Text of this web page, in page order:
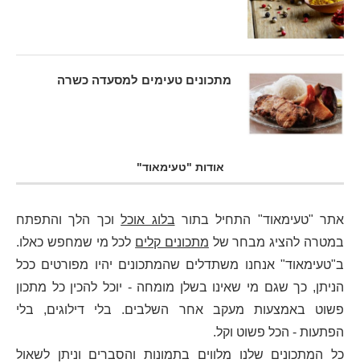
מתכונים טעימים למסעדה כשרה
אודות "טעימאוד"
אתר "טעימאוד" התחיל בתור בלוג אוכלוכך הלך והתפתח
במטרה להציג מבחר של מתכונים קלים לכל מי שמחפש כאלו.
ב"טעימאוד" אנחנו משתדלים שהמתכונים יהיו מפורטים ככל
הניתן, כך שגם מי שאינו בשלן מומחה - יוכל להכין כל מתכון
פשוט באמצעות מעקב אחר השלבים. בלי דילוגים, בלי
הפתעות - הכל פשוט וקל.
כל המתכונים שלנו מלווים בתמונות והסברים וניתן לשאול